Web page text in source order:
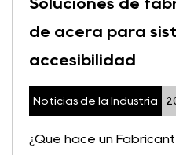
Soluciones de
de acera para
accesibilidad
Noticias de la Industria
¿Qué hace un